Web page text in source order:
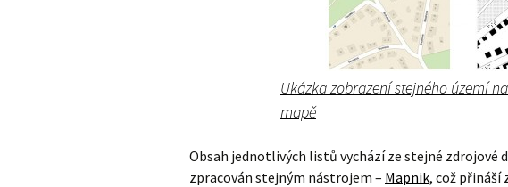
Ukázka zobrazení stejného území
mapě
Obsah jednotlivých listů vychází ze stejné zdrojové
zpracován stejným nástrojem – Mapnik, což přináší